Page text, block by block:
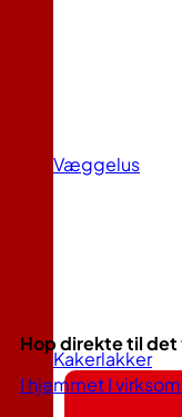
Væggelus
Kakerlakker
Hop direkte til
I hjemmetI